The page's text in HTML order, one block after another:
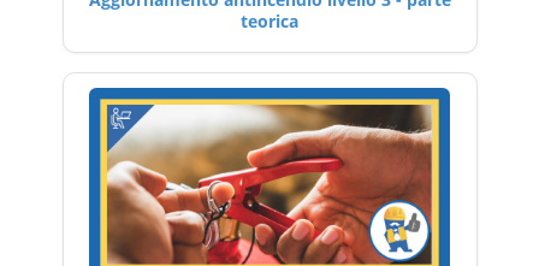
teorica